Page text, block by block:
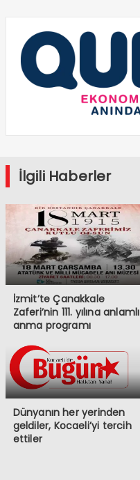
İlgili Haberler
İzmit’te Çanakkale
Zaferi’nin 111. yılına anlamlı
anma programı
Dünyanın her yerinden
geldiler, Kocaeli’yi tercih
ettiler